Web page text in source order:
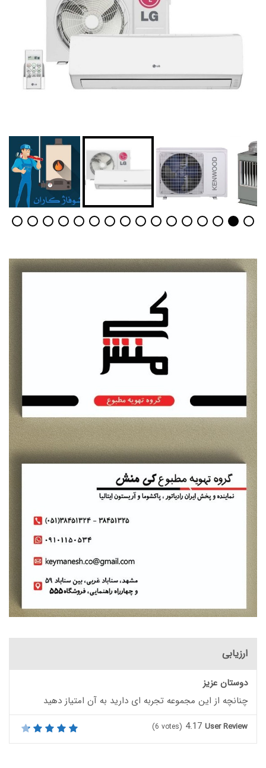
ارزیابی
دوستان عزیز
چنانچه از این مجموعه تجربه ای دارید به آن امتیاز دهید
User Review
4.17
(6 votes)